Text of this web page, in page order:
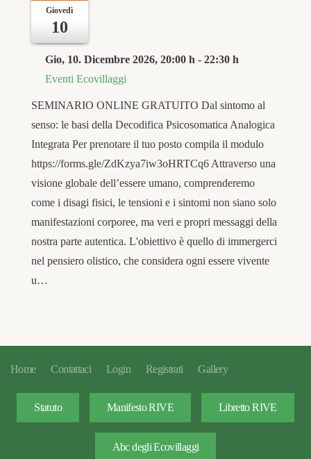
Giovedì
10
Gio, 10. Dicembre 2026, 20:00 h - 22:30 h
Eventi Ecovillaggi
SEMINARIO ONLINE GRATUITO Dal sintomo al
senso: le basi della Decodifica Psicosomatica Analogica
Integrata Per prenotare il tuo posto compila il modulo
https://forms.gle/ZdKzya7iw3oHRTCq6 Attraverso una
visione globale dell’essere umano, comprenderemo
come i disagi fisici, le tensioni e i sintomi non siano solo
manifestazioni corporee, ma veri e propri messaggi della
nostra parte autentica. L'obiettivo è quello di immergerci
nel pensiero olistico, che considera ogni essere vivente
u…
Home Contattaci Login Registrati Gallery
Statuto Manifesto RIVE Libretto RIVE
Abc degli Ecovillaggi